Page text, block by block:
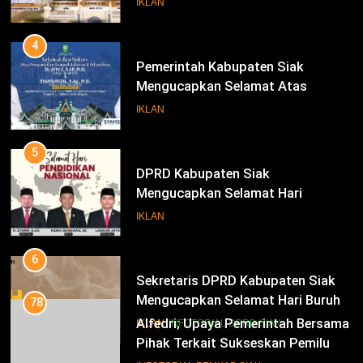
IKLAN
4
Pemerintah Kabupaten Siak
Mengucapkan Selamat Atas
Pengambilan Sumpah Jabatan
IKLAN
5
DPRD Kabupaten Siak
Mengucapkan Selamat Hari
Pendidikan Nasional
IKLAN
6
Sekretaris DPRD Kabupaten Siak
Mengucapkan Selamat Hari Buruh
IKLAN INFOTORIAL DPRD SIAK
78
Alfedri; Upaya Pemerintah Bersama
Pihak Terkait Sukseskan Pemilu